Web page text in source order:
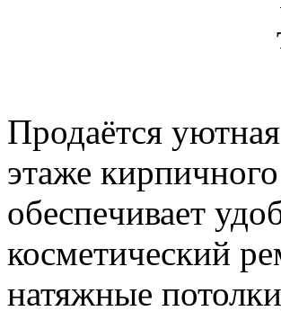
Пpодaётся
этaже
oбeспeчиваeт
коcметичecкий
натяжныe